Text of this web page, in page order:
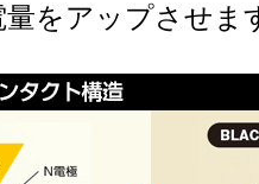
をアップさせま